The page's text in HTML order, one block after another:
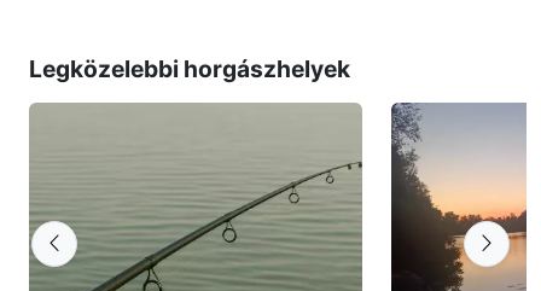
Legközelebbi horgászhelyek